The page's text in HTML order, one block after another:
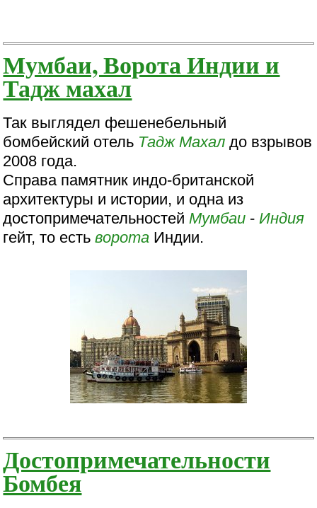
Мумбаи, Ворота Индии и
Тадж махал
Так выглядел фешенебельный
бомбейский отель Тадж Махал до взрывов
2008 года.
Справа памятник индо-британской
архитектуры и истории, и одна из
достопримечательностейМумбаи -Индия
гейт, то естьворота Индии.
Достопримечательности
Бомбея